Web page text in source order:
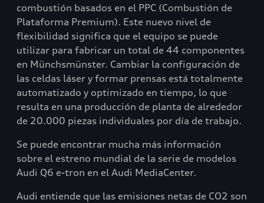
combustión basados en el PPC (Combustión de
Plataforma Premium). Este nuevo nivel de
flexibilidad significa que el equipo se puede
utilizar para fabricar un total de 44 componentes
en Münchsmünster. Cambiar la configuración de
las celdas láser y formar prensas está totalmente
automatizado y optimizado en tiempo, lo que
resulta en una producción de planta de alrededor
de 20.000 piezas individuales por día de trabajo.
Se puede encontrar mucha más información
sobre el estreno mundial de la serie de modelos
Audi Q6 e-tron en el Audi MediaCenter.
Audi entiende que las emisiones netas de CO2 son